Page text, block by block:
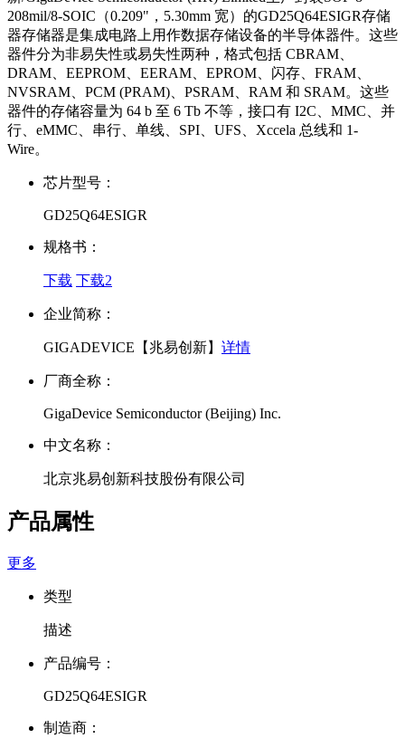
208mil/8-SOIC（0.209"，5.30mm 宽）的GD25Q64ESIGR存储
器存储器是集成电路上用作数据存储设备的半导体器件。这些
器件分为非易失性或易失性两种，格式包括 CBRAM、
DRAM、EEPROM、EERAM、EPROM、闪存、FRAM、
NVSRAM、PCM (PRAM)、PSRAM、RAM 和 SRAM。这些
器件的存储容量为 64 b 至 6 Tb 不等，接口有 I2C、MMC、并
行、eMMC、串行、单线、SPI、UFS、Xccela 总线和 1-
Wire。
芯片型号：
GD25Q64ESIGR
规格书：
下载 下载2
企业简称：
GIGADEVICE【兆易创新】 详情
厂商全称：
GigaDevice Semiconductor (Beijing) Inc.
中文名称：
北京兆易创新科技股份有限公司
产品属性
更多
类型
描述
产品编号：
GD25Q64ESIGR
制造商：